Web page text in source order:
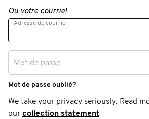
Ou votre courriel
Adresse de courriel
Mot de passe
Mot de passe oublié?
We take your privacy seriously. Read
our collection statement